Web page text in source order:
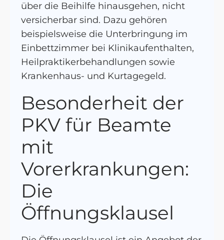
über die Beihilfe hinausgehen, nicht
versicherbar sind. Dazu gehören
beispielsweise die Unterbringung im
Einbettzimmer bei Klinikaufenthalten,
Heilpraktikerbehandlungen sowie
Krankenhaus- und Kurtagegeld.
Besonderheit der
PKV für Beamte
mit
Vorerkrankungen:
Die
Öffnungsklausel